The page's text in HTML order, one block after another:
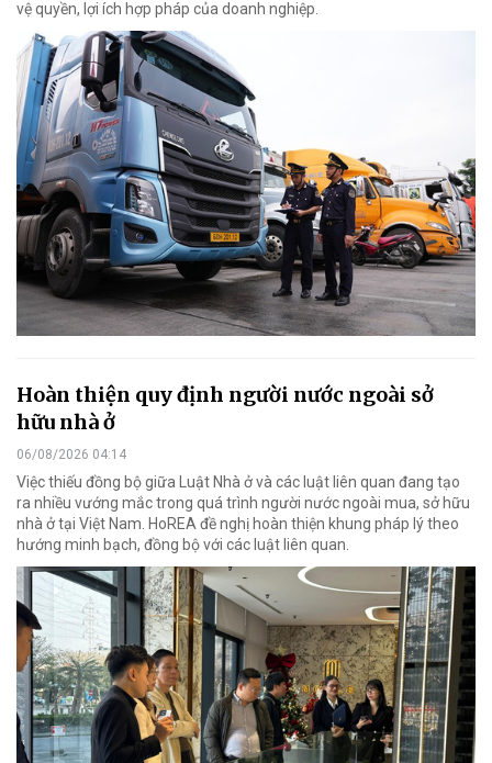
vệ quyền, lợi ích hợp pháp của doanh nghiệp.
Hoàn thiện quy định người nước ngoài sở
hữu nhà ở
06/08/2026 04:14
Việc thiếu đồng bộ giữa Luật Nhà ở và các luật liên quan đang tạo
ra nhiều vướng mắc trong quá trình người nước ngoài mua, sở hữu
nhà ở tại Việt Nam. HoREA đề nghị hoàn thiện khung pháp lý theo
hướng minh bạch, đồng bộ với các luật liên quan.